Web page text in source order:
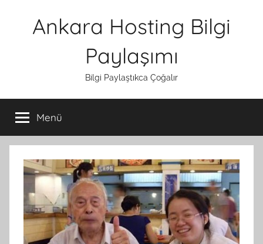
Ankara Hosting Bilgi
Paylaşımı
Bilgi Paylaştıkca Çoğalır
Menü